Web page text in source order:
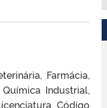
Farmácia,
Industrial,
Código